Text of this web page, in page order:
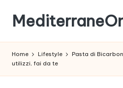
content
aggiornato
Home Lifestyle
Pasta di
utilizzi, fai da te